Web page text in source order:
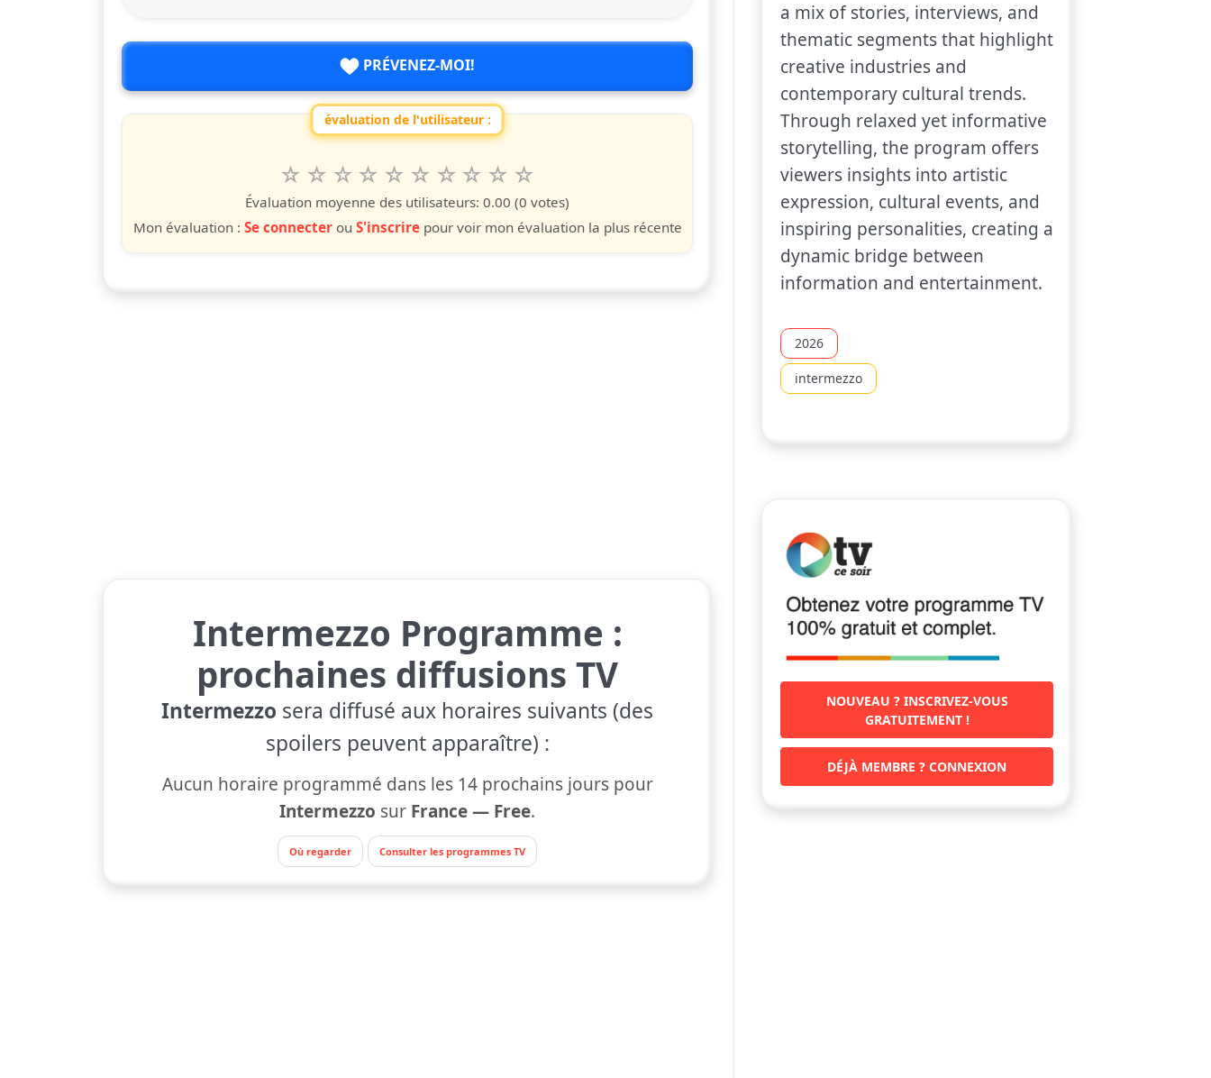
PRÉVENEZ-MOI!
évaluation de l'utilisateur :
Valuta questo spettacolo da 1 a 10 étoiles
10
étoiles
9
étoiles
8
étoiles
7
étoiles
6
étoiles
5
étoiles
4
étoiles
3
étoiles
2
étoiles
étoile
Évaluation moyenne des utilisateurs: 0.00 (0 votes)
Mon évaluation : Se connecterou S'inscrirepour voir mon évaluation la plus récente
Intermezzo Programme :
prochaines diffusions TV
Intermezzo sera diffusé aux horaires suivants (des
spoilers peuvent apparaître) :
Aucun horaire programmé dans les 14 prochains jours pour
Intermezzo sur France — Free.
Où regarder Consulter les programmes TV
a mix of stories, interviews, and
thematic segments that highlight
creative industries and
contemporary cultural trends.
Through relaxed yet informative
storytelling, the program offers
viewers insights into artistic
expression, cultural events, and
inspiring personalities, creating a
dynamic bridge between
information and entertainment.
2026
intermezzo
NOUVEAU ? INSCRIVEZ-VOUS
GRATUITEMENT !
DÉJÀ MEMBRE ? CONNEXION